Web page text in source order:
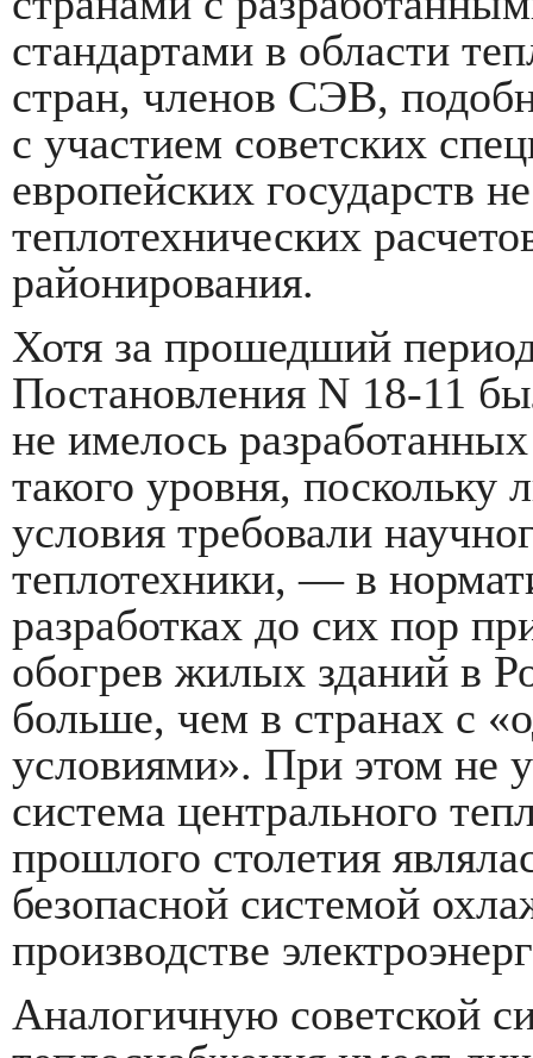
стандартами в области
стран, членов СЭВ,
с участием советских
европейских государств
теплотехнических
районирования.
Хотя за прошедший
Постановления N 18-11
не имелось
такого уровня,
условия требовали
теплотехники, — в
разработках до сих пор
обогрев жилых зданий в
больше, чем в странах с
условиями». При этом не
система центрального
прошлого столетия
безопасной системой
производстве
Аналогичную советской